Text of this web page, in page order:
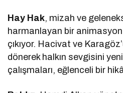
Hay Hak, mizah ve
harmanlayan bir
çıkıyor. Hacivat ve
dönerek halkın sevgisini
çalışmaları, eğlenceli bir